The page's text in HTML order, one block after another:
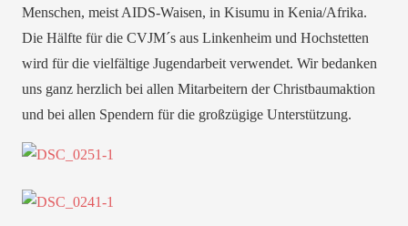
Menschen, meist AIDS-Waisen, in Kisumu in Kenia/Afrika.
Die Hälfte für die CVJM´s aus Linkenheim und Hochstetten
wird für die vielfältige Jugendarbeit verwendet. Wir bedanken
uns ganz herzlich bei allen Mitarbeitern der Christbaumaktion
und bei allen Spendern für die großzügige Unterstützung.